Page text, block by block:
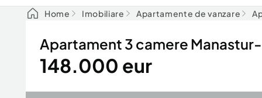
Home Imobiliare Apartamente de vanzare
Apartament 3 camere
148.000 eur